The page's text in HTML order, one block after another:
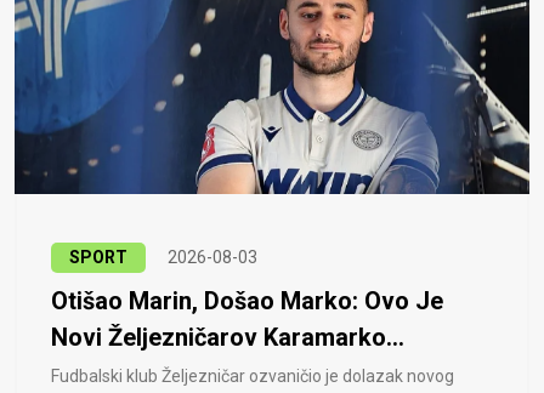
SPORT 2026-08-03
Otišao Marin, Došao Marko: Ovo Je
Novi Željezničarov Karamarko...
Fudbalski klub Željezničar ozvaničio je dolazak novog